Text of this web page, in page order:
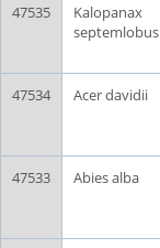
47535
Kalopanax
septemlobus
47534 Acer davidii
47533 Abies alba